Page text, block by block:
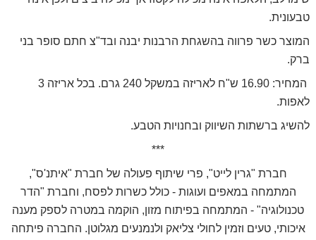
טבעונית.
המוצר כשר פרווה בהשגחת הרבנות יבנה ובד"צ חתם סופר בני
ברק.
המחיר: 16.90 ש"ח לאריזה במשקל 240 גרם. בכל אריזה 3
לאפות.
להשיג ברשתות השיווק ובחנויות הטבע.
***
חברת "גרין לייט", פרי שיתוף פעולה של חברת "איתנ'ס",
המתמחה במאפים ועוגות - כולל כשרות לפסח, וחברת "הדר
טכנולוגיה" - המתמחה בפיתוח מזון, הוקמה במטרה לספק מענה
איכותי, טעים וזמין לחולי צליאק ולנמנעים מגלוטן. החברה פיתחה